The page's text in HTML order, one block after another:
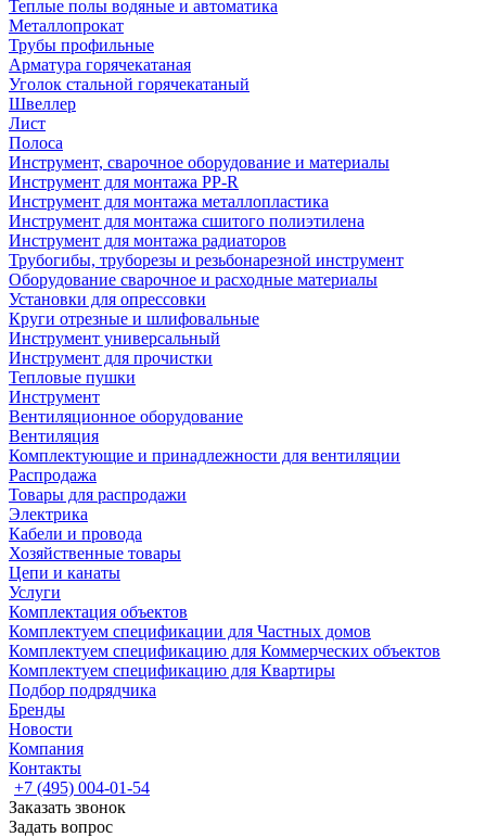
Теплые полы водяные и автоматика
Металлопрокат
Трубы профильные
Арматура горячекатаная
Уголок стальной горячекатаный
Швеллер
Лист
Полоса
Инструмент, сварочное оборудование и материалы
Инструмент для монтажа PP-R
Инструмент для монтажа металлопластика
Инструмент для монтажа сшитого полиэтилена
Инструмент для монтажа радиаторов
Трубогибы, труборезы и резьбонарезной инструмент
Оборудование сварочное и расходные материалы
Установки для опрессовки
Круги отрезные и шлифовальные
Инструмент универсальный
Инструмент для прочистки
Тепловые пушки
Инструмент
Вентиляционное оборудование
Вентиляция
Комплектующие и принадлежности для вентиляции
Распродажа
Товары для распродажи
Электрика
Кабели и провода
Хозяйственные товары
Цепи и канаты
Услуги
Комплектация объектов
Комплектуем спецификации для Частных домов
Комплектуем спецификацию для Коммерческих объектов
Комплектуем спецификацию для Квартиры
Подбор подрядчика
Бренды
Новости
Компания
Контакты
+7 (495) 004-01-54
Заказать звонок
Задать вопрос